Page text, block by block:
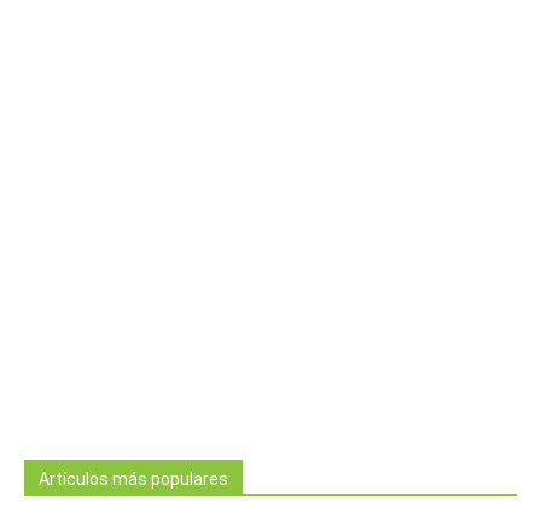
Artículos más populares